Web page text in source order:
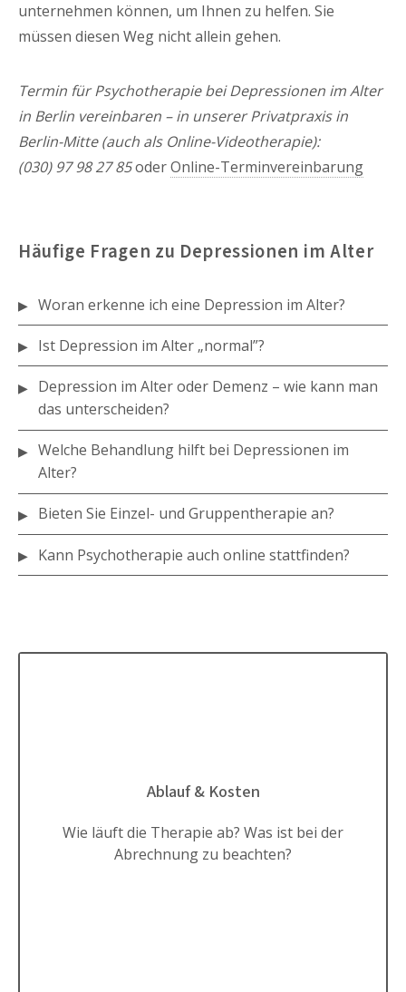
unternehmen können, um Ihnen zu helfen. Sie
müssen diesen Weg nicht allein gehen.
Termin für Psychotherapie bei Depressionen im Alter
in Berlin vereinbaren – in unserer Privatpraxis in
Berlin-Mitte (auch als Online-Videotherapie):
(030) 97 98 27 85oderOnline-Terminvereinbarung
Häufige Fragen zu Depressionen im Alter
Woran erkenne ich eine Depression im Alter?
Ist Depression im Alter „normal”?
Depression im Alter oder Demenz – wie kann man
das unterscheiden?
Welche Behandlung hilft bei Depressionen im
Alter?
Bieten Sie Einzel- und Gruppentherapie an?
Kann Psychotherapie auch online stattfinden?
Ablauf & Kosten
Wie läuft die Therapie ab? Was ist bei der
Abrechnung zu beachten?